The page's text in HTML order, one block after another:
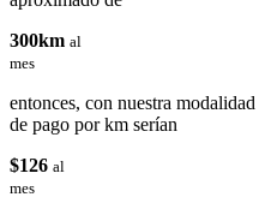
300km al
mes
entonces, con nuestra modalidad
de pago por km serían
$126 al
mes